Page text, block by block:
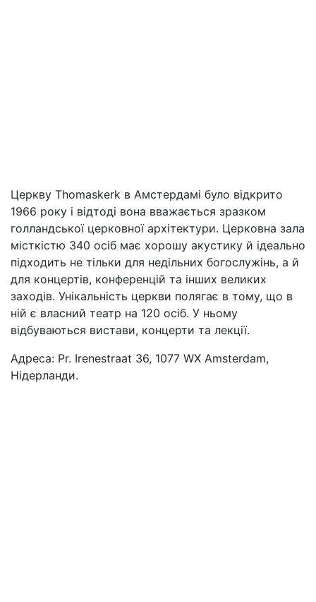
Церкву Thomaskerk в Амстердамі було відкрито
1966 року і відтоді вона вважається зразком
голландської церковної архітектури. Церковна зала
місткістю 340 осіб має хорошу акустику й ідеально
підходить не тільки для недільних богослужінь, а й
для концертів, конференцій та інших великих
заходів. Унікальність церкви полягає в тому, що в
ній є власний театр на 120 осіб. У ньому
відбуваються вистави, концерти та лекції.
Адреса: Pr. Irenestraat 36, 1077 WX Amsterdam,
Нідерланди.